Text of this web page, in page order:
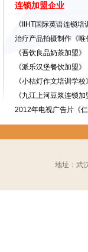
连锁加盟企业
《IIHT国际英语连锁培
治疗产品拍摄制作《唯
《吾饮良品奶茶加盟》
《派乐汉堡餐饮加盟》
《小桔灯作文培训学校
《九江上河豆浆连锁加
2012年电视广告片《
地址：武